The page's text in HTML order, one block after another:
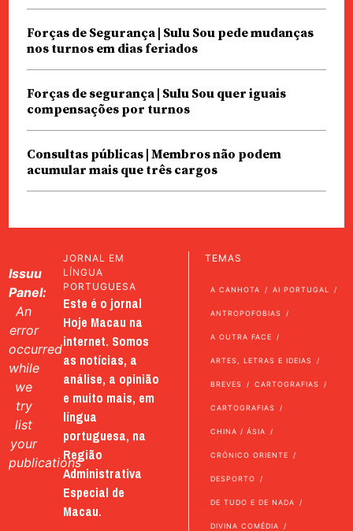
Forças de Segurança | Sulu Sou pede mudanças
nos turnos em dias feriados
Forças de segurança | Sulu Sou quer iguais
compensações por turnos
Consultas públicas | Membros não podem
acumular mais que três cargos
Issuu
Panel:
An
error
occurred
while
we
try
list
your
publications
JORNAL EM
LÍNGUA
PORTUGUESA
Este é o jornal
Hoje Macau na
internet. Somos
as notícias, a
análise, a opinião
e muito mais, em
língua
portuguesa, na
Região
Administrativa
Especial de
Macau.
TEMAS
A CANHOTA AI PORTUGAL
ANTROPOFOBIAS
A OUTRA FACE
ARTES, LETRAS E IDEIAS
BREVES CARTOGRAFIAS
CARTOGRAFIAS
CHINA / ÁSIA
CRÓNICO ORIENTE
DESPORTO
DE TUDO E DE NADA
DIVINA COMÉDIA